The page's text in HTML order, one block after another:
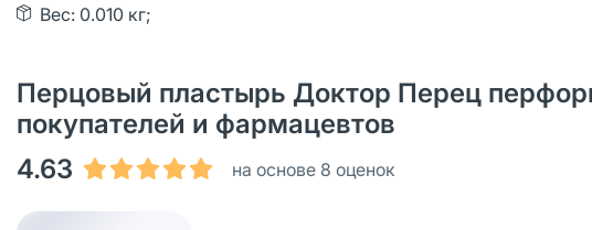
Вес: 0.010 кг;
Перцовый пластырь Доктор Перец
покупателей и фармацевтов
4.63
на основе 8 оценок